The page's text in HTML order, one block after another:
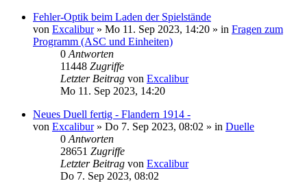
Fehler-Optik beim Laden der Spielstände
von Excalibur» Mo 11. Sep 2023, 14:20 » in Fragen zum
Programm (ASC und Einheiten)
0 Antworten
11448 Zugriffe
Letzter Beitrag von Excalibur
Mo 11. Sep 2023, 14:20
Neues Duell fertig - Flandern 1914 -
von Excalibur» Do 7. Sep 2023, 08:02 » in Duelle
0 Antworten
28651 Zugriffe
Letzter Beitrag von Excalibur
Do 7. Sep 2023, 08:02